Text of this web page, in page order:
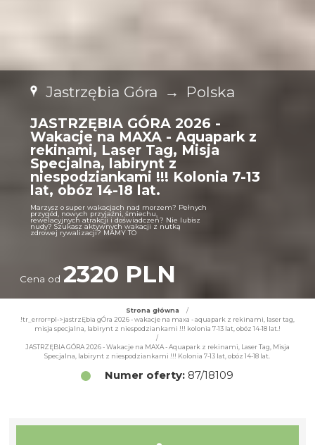
Jastrzębia Góra → Polska
JASTRZĘBIA GÓRA 2026 -
Wakacje na MAXA - Aquapark z
rekinami, Laser Tag, Misja
Specjalna, labirynt z
niespodziankami !!! Kolonia 7-13
lat, obóz 14-18 lat.
Marzysz o super wakacjach nad morzem? Pełnych
przygód, nowych przyjaźni, śmiechu,
rewelacyjnych atrakcji i doświadczeń? Nie lubisz
nudy? Szukasz aktywnych wakacji z nutką
zdrowej rywalizacji? MAMY TO
Cena od 2320 PLN
Strona główna
/
!tr_error=pl->jastrzĘbia gÓra 2026 - wakacje na maxa - aquapark z rekinami, laser tag,
misja specjalna, labirynt z niespodziankami !!! kolonia 7-13 lat, obóz 14-18 lat.!
/
JASTRZĘBIA GÓRA 2026 - Wakacje na MAXA - Aquapark z rekinami, Laser Tag, Misja
Specjalna, labirynt z niespodziankami !!! Kolonia 7-13 lat, obóz 14-18 lat.
Numer oferty: 87/18109